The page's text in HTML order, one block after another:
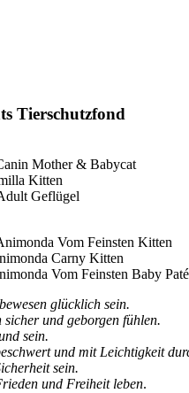
Tierschutzfond
Mother & Babycat
Kitten
Geflügel
Vom Feinsten Kitten
Carny Kitten
Vom Feinsten Baby Paté
glücklich sein.
sicher und geborgen fühlen.
sein.
und mit Leichtigkeit
sein.
und Freiheit leben.